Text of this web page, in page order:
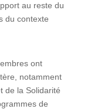
au reste du
du contexte
ont
notamment
de la Solidarité
de